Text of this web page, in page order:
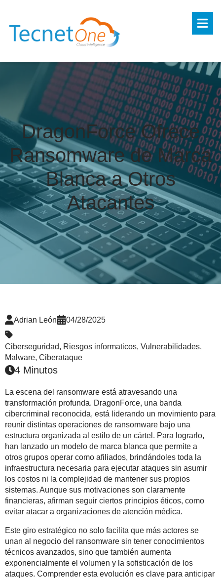
DragonForce Ofrece
Ransomware de Marca
Blanca a Otros
Atacantes
Adrian León 04/28/2025
Ciberseguridad, Riesgos informaticos, Vulnerabilidades,
Malware, Ciberataque
4 Minutos
La escena del ransomware está atravesando una
transformación profunda. DragonForce, una banda
cibercriminal reconocida, está liderando un movimiento para
reunir distintas operaciones de ransomware bajo una
estructura organizada al estilo de un cártel. Para lograrlo,
han lanzado un modelo de marca blanca que permite a
otros grupos operar como afiliados, brindándoles toda la
infraestructura necesaria para ejecutar ataques sin asumir
los costos ni la complejidad de mantener sus propios
sistemas. Aunque sus motivaciones son claramente
financieras, afirman seguir ciertos principios éticos, como
evitar atacar a organizaciones de atención médica.
Este giro estratégico no solo facilita que más actores se
unan al negocio del ransomware sin tener conocimientos
técnicos avanzados, sino que también aumenta
exponencialmente el volumen y la sofisticación de los
ataques. Comprender esta evolución es clave para anticipar